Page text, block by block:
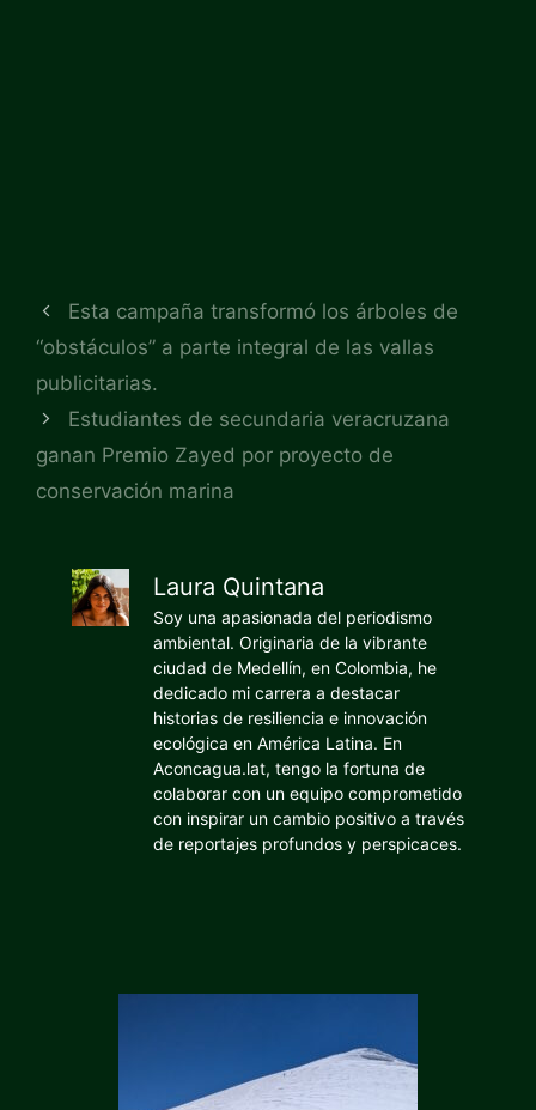
Esta campaña transformó los árboles de
“obstáculos” a parte integral de las vallas
publicitarias.
Estudiantes de secundaria veracruzana
ganan Premio Zayed por proyecto de
conservación marina
Laura Quintana
Soy una apasionada del periodismo
ambiental. Originaria de la vibrante
ciudad de Medellín, en Colombia, he
dedicado mi carrera a destacar
historias de resiliencia e innovación
ecológica en América Latina. En
Aconcagua.lat, tengo la fortuna de
colaborar con un equipo comprometido
con inspirar un cambio positivo a través
de reportajes profundos y perspicaces.